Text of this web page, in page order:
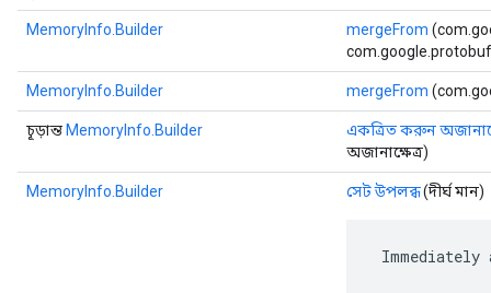
MemoryInfo.Builder mergeFrom
MemoryInfo.Builder mergeFrom
চূড়ান্ত MemoryInfo.Builder
একত্রিত করুন
অজানাক্ষেত্র)
MemoryInfo.Builder সেট উপলব্ধ(দীর্ঘ মান)
Immediately